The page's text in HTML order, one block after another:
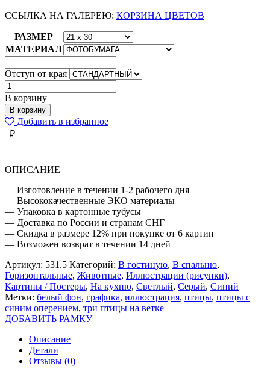
ССЫЛКА НА ГАЛЕРЕЮ: КОРЗИНА ЦВЕТОВ
РАЗМЕР
МАТЕРИАЛ
Отступ от края
Количество
товара
ТРИ
ПТИЦЫ
ИЛЛЮСТРАЦИЯ
В корзину
В корзину
Добавить в избранное
₽
ОПИСАНИЕ
— Изготовление в течении 1-2 рабочего дня
— Высококачественные ЭКО материалы
— Упаковка в картонные тубусы
— Доставка по России и странам СНГ
— Скидка в размере 12% при покупке от 6 картин
— Возможен возврат в течении 14 дней
Артикул: 531.5 Категорий: В гостиную, В спальню,
Горизонтальные, Животные, Иллюстрации (рисунки),
Картины / Постеры, На кухню, Светлый, Серый, Синий
Метки: белый фон, графика, иллюстрация, птицы, птицы с
синим оперением, три птицы на ветке
ДОБАВИТЬ РАМКУ
Описание
Детали
Отзывы (0)